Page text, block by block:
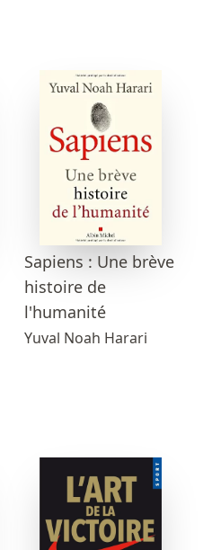
Sapiens : Une brève
histoire de
l'humanité
Yuval Noah Harari